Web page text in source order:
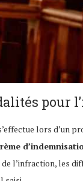
pour
lors d’un
l’infraction, les